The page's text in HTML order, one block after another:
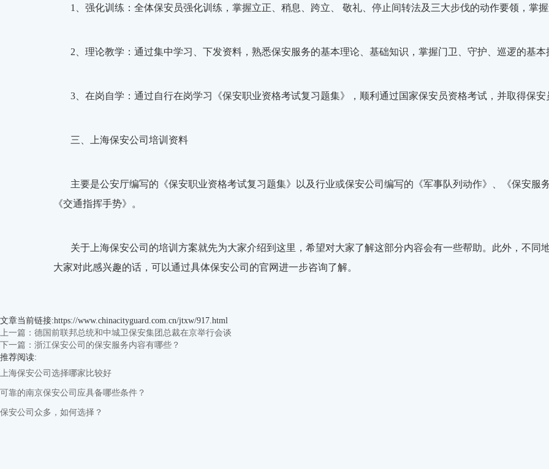
1、强化训练：全体保安员强化训练，掌握立正、稍息、跨立、 敬礼、停止间转法及三大步伐的动作要领，掌
2、理论教学：通过集中学习、下发资料，熟悉保安服务的基本理论、基础知识，掌握门卫、守护、巡逻的基本
3、在岗自学：通过自行在岗学习《保安职业资格考试复习题集》，顺利通过国家保安员资格考试，并取得保安
三、上海保安公司培训资料
主要是公安厅编写的《保安职业资格考试复习题集》以及行业或保安公司编写的《军事队列动作》、《保安服
《交通指挥手势》。
关于上海保安公司的培训方案就先为大家介绍到这里，希望对大家了解这部分内容会有一些帮助。此外，不同
大家对此感兴趣的话，可以通过具体保安公司的官网进一步咨询了解。
文章当前链接:https://www.chinacityguard.com.cn/jtxw/917.html
上一篇：德国前联邦总统和中城卫保安集团总裁在京举行会谈
下一篇：浙江保安公司的保安服务内容有哪些？
推荐阅读:
上海保安公司选择哪家比较好
可靠的南京保安公司应具备哪些条件？
保安公司众多，如何选择？